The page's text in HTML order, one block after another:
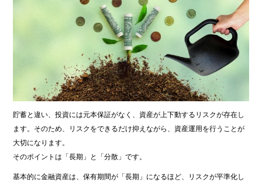
貯蓄と違い、投資には元本保証がなく、資産が上下動するリスクが存在し
ます。そのため、リスクをできるだけ抑えながら、資産運用を行うことが
大切になります。
そのポイントは「長期」と「分散」です。
基本的に金融資産は、保有期間が「長期」になるほど、リスクが平準化し